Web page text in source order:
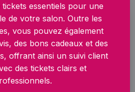
essentiels pour une
de votre salon. Outre les
vous pouvez également
des bons cadeaux et des
offrant ainsi un suivi client
des tickets clairs et